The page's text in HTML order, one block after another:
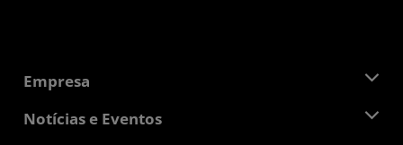
Empresa
Sobre a AMD
Notícias e Eventos